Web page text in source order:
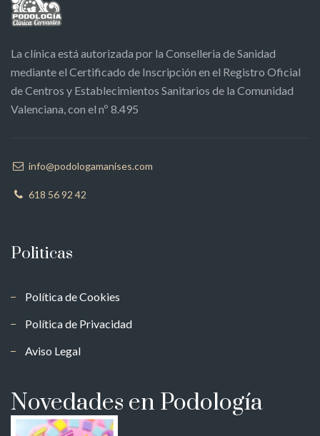
La clínica está autorizada por la Conselleria de Sanidad
mediante el Certificado de Inscripción en el Registro Oficial
de Centros y Establecimientos Sanitarios de la Comunidad
Valenciana, con el nº 8.495
info@podologamanises.com
618 56 92 42
Politicas
Política de Cookies
Política de Privacidad
Aviso Legal
Novedades en Podología